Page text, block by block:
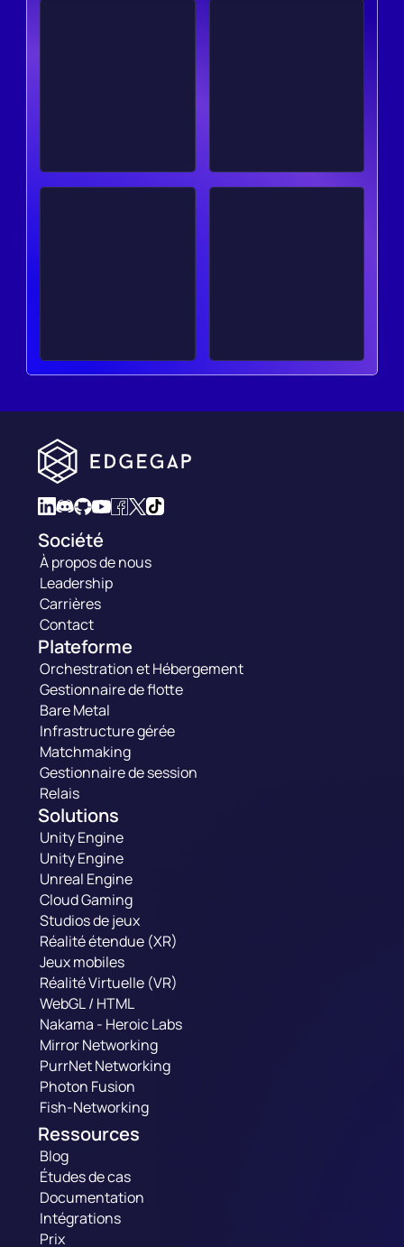
Société
À propos de nous
Leadership
Carrières
Contact
Plateforme
Orchestration et Hébergement
Gestionnaire de flotte
Bare Metal
Infrastructure gérée
Matchmaking
Gestionnaire de session
Relais
Solutions
Unity Engine
Unity Engine
Unreal Engine
Cloud Gaming
Studios de jeux
Réalité étendue (XR)
Jeux mobiles
Réalité Virtuelle (VR)
WebGL / HTML
Nakama - Heroic Labs
Mirror Networking
PurrNet Networking
Photon Fusion
Fish-Networking
Ressources
Blog
Études de cas
Documentation
Intégrations
Prix